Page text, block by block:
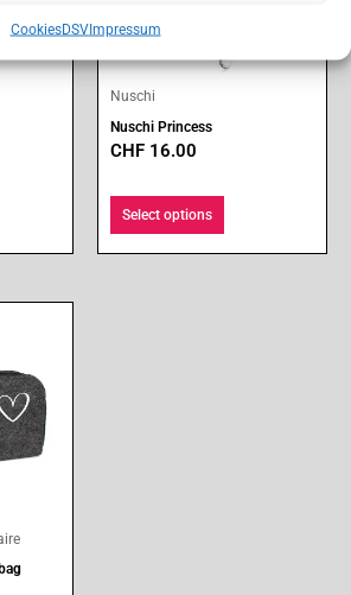
CookiesDSVImpressum
Nuschi
Nuschi Princess
CHF 16.00
Select options